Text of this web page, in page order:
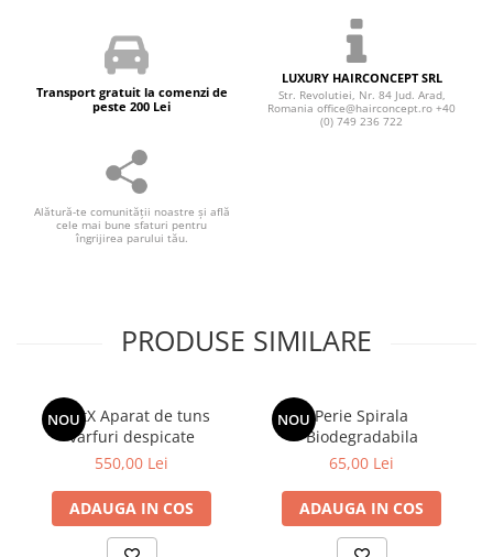
Transport gratuit la comenzi de
peste 200 Lei
LUXURY HAIRCONCEPT SRL
Str. Revolutiei, Nr. 84 Jud. Arad,
Romania office@hairconcept.ro +40
(0) 749 236 722
Alătură-te comunităţii noastre și află
cele mai bune sfaturi pentru
îngrijirea parului tău.
PRODUSE SIMILARE
NOU
SplitX Aparat de tuns
varfuri despicate
550,00 Lei
ADAUGA IN COS
NOU Perie Spirala
Biodegradabila
65,00 Lei
ADAUGA IN COS